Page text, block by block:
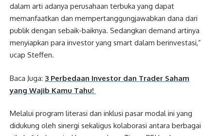
dalam arti adanya perusahaan terbuka yang dapat
memanfaatkan dan mempertanggungjawabkan dana dari
publik dengan sebaik-baiknya. Sedangkan demand artinya
menyiapkan para investor yang smart dalam berinvestasi,”
ucap Steffen.
Baca Juga: 3 Perbedaan Investor dan Trader Saham
yang Wajib Kamu Tahu!
Melalui program literasi dan inklusi pasar modal ini yang
didukung oleh sinergi sekaligus kolaborasi antara berbagai